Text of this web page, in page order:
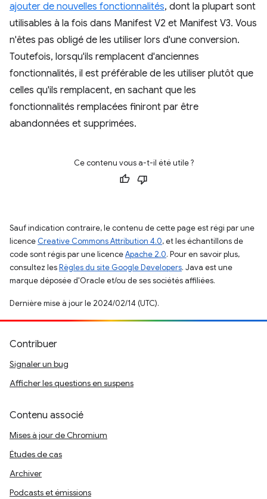
ajouter de nouvelles fonctionnalités, dont la plupart sont
utilisables à la fois dans Manifest V2 et Manifest V3. Vous
n'êtes pas obligé de les utiliser lors d'une conversion.
Toutefois, lorsqu'ils remplacent d'anciennes
fonctionnalités, il est préférable de les utiliser plutôt que
celles qu'ils remplacent, en sachant que les
fonctionnalités remplacées finiront par être
abandonnées et supprimées.
Ce contenu vous a-t-il été utile ?
Sauf indication contraire, le contenu de cette page est régi par une
licence Creative Commons Attribution 4.0, et les échantillons de
code sont régis par une licenceApache 2.0. Pour en savoir plus,
consultez lesRègles du site Google Developers. Java est une
marque déposée d'Oracle et/ou de ses sociétés affiliées.
Dernière mise à jour le 2024/02/14 (UTC).
Contribuer
Signaler un bug
Afficher les questions en suspens
Contenu associé
Mises à jour de Chromium
Études de cas
Archiver
Podcasts et émissions